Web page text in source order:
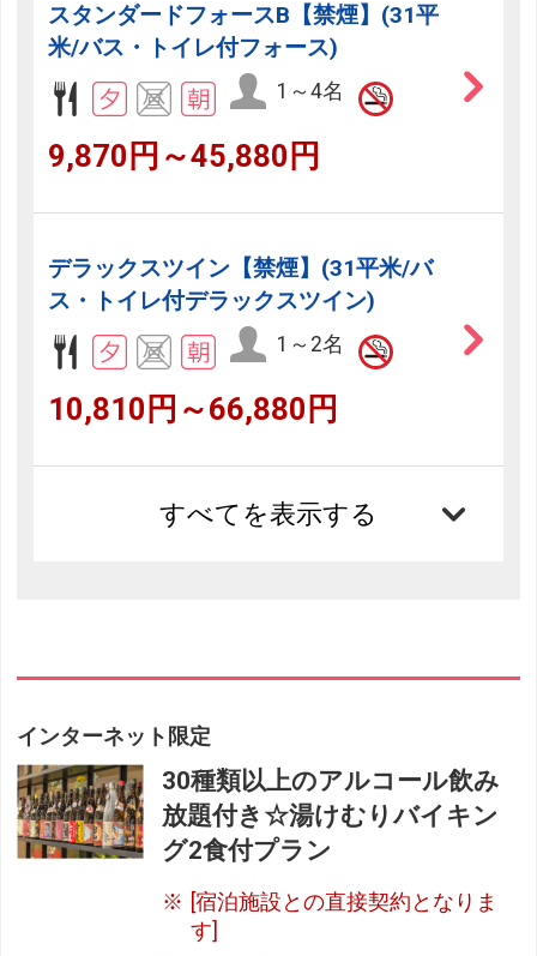
スタンダードフォースB【禁煙】(31平
米/バス・トイレ付フォース)
1～4名
9,870円～45,880円
デラックスツイン【禁煙】(31平米/バ
ス・トイレ付デラックスツイン)
1～2名
10,810円～66,880円
すべてを表示する
インターネット限定
30種類以上のアルコール飲み
放題付き☆湯けむりバイキン
グ2食付プラン
[宿泊施設との直接契約となりま
す]